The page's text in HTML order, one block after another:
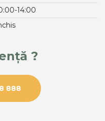
14:00
?
888